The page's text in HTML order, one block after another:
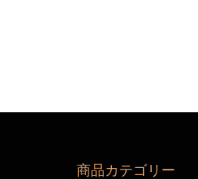
商品カテゴリー